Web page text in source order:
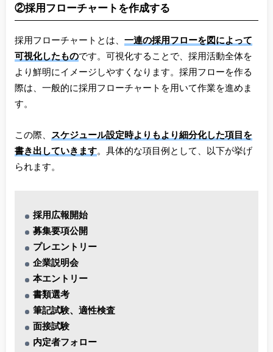
②採用フローチャートを作成する
採用フローチャートとは、 一連の採用フローを図によって
可視化したものです。可視化することで、採用活動全体を
より鮮明にイメージしやすくなります。採用フローを作る
際は、一般的に採用フローチャートを用いて作業を進めま
す。
この際、 スケジュール設定時よりもより細分化した項目を
書き出していきます。具体的な項目例として、以下が挙げ
られます。
採用広報開始
募集要項公開
プレエントリー
企業説明会
本エントリー
書類選考
筆記試験、適性検査
面接試験
内定者フォロー